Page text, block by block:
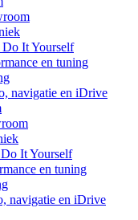
It Yourself
en tuning
navigatie en iDrive
It Yourself
en tuning
navigatie en iDrive